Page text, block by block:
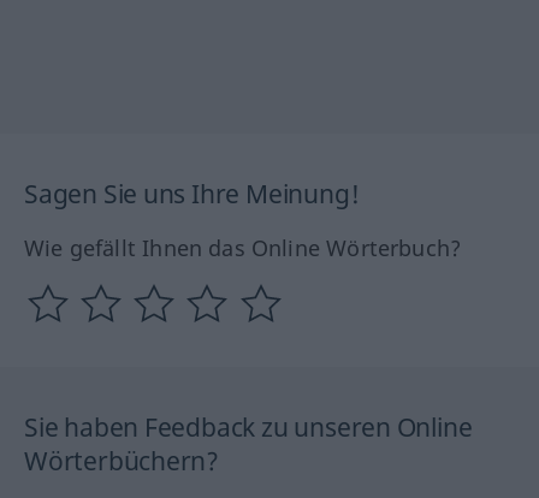
Sagen Sie uns Ihre Meinung!
Wie gefällt Ihnen das Online Wörterbuch?
Sie haben Feedback zu unseren Online
Wörterbüchern?